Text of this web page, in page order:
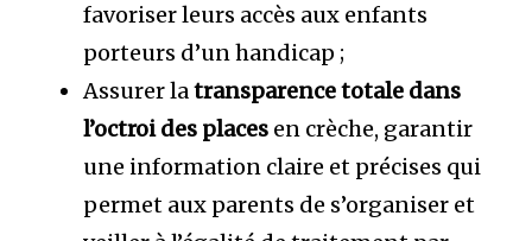
favoriser leurs accès aux enfants
porteurs d’un handicap ;
Assurer latransparence totale dans
l’octroi des places en crèche, garantir
une information claire et précises qui
permet aux parents de s’organiser et